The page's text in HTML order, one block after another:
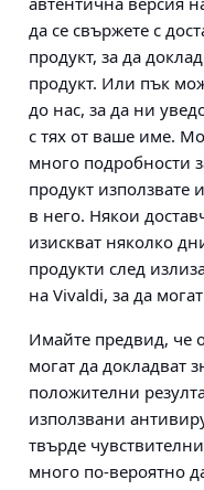
да се свържете с
продукт, за да
продукт. Или пък
до нас, за да ни
с тях от ваше име.
много подробности
продукт използвате
в него. Някои
изискват няколко
продукти след
на Vivaldi, за да
Имайте предвид, че
могат да докладват
положителни
използвани
твърде
много по-вероятно